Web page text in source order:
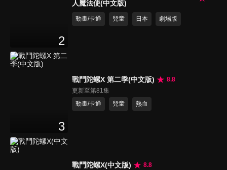
2
人魔法使(中文版)
動畫/卡通 兒童 日本 劇場版
3
戰鬥陀螺X 第二季(中文版)
8.8
更新至第81集
動畫/卡通
兒童 熱血
戰鬥陀螺X(中文版)
8.8